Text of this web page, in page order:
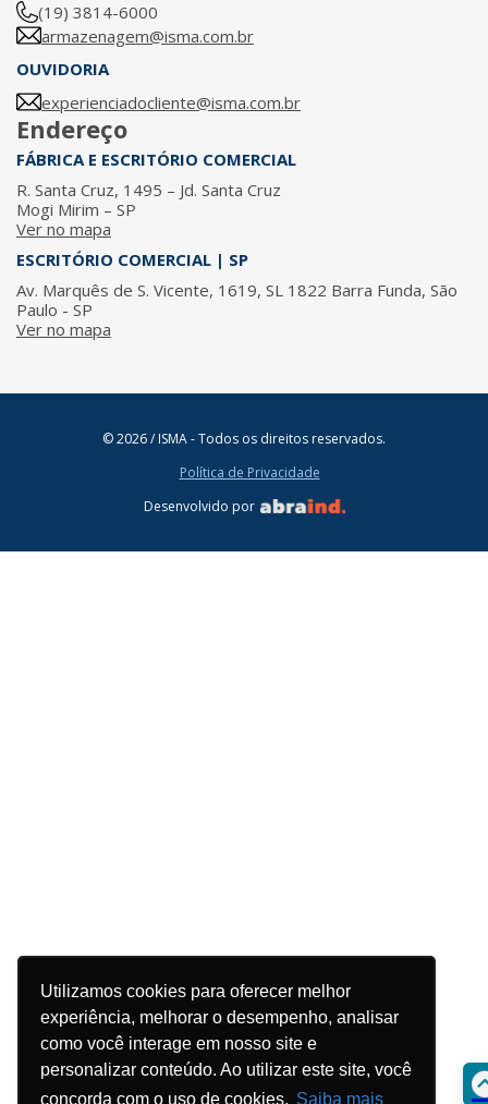
Utilizamos cookies para oferecer melhor
experiência, melhorar o desempenho, analisar
como você interage em nosso site e
personalizar conteúdo. Ao utilizar este site, você
concorda com o uso de cookies. Saiba mais
(19) 3814-6000
armazenagem@isma.com.br
OUVIDORIA
experienciadocliente@isma.com.br
Endereço
FÁBRICA E ESCRITÓRIO COMERCIAL
R. Santa Cruz, 1495 – Jd. Santa Cruz
Mogi Mirim – SP
Ver no mapa
ESCRITÓRIO COMERCIAL | SP
Av. Marquês de S. Vicente, 1619, SL 1822 Barra Funda, São
Paulo - SP
Ver no mapa
© 2026 / ISMA - Todos os direitos reservados.
Política de Privacidade
Desenvolvido por